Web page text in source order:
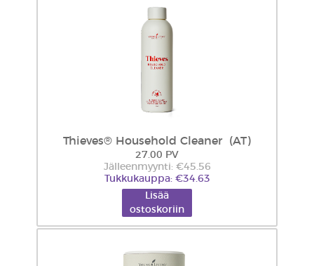
Thieves® Household Cleaner (AT)
27.00 PV
Jälleenmyynti: €45.56
Tukkukauppa: €34.63
Lisää
ostoskoriin